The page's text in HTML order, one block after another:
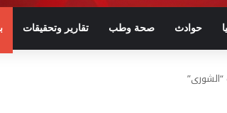
حوادث صحة وطب تقارير وتحقيقات